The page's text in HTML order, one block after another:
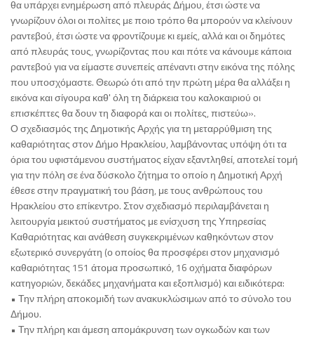
θα υπάρχει ενημέρωση από πλευράς Δήμου, έτσι ώστε να
γνωρίζουν όλοι οι πολίτες με ποιο τρόπο θα μπορούν να κλείνουν
ραντεβού, έτσι ώστε να φροντίζουμε κι εμείς, αλλά και οι δημότες
από πλευράς τους, γνωρίζοντας που και πότε να κάνουμε κάποια
ραντεβού για να είμαστε συνεπείς απέναντι στην εικόνα της πόλης
που υποσχόμαστε. Θεωρώ ότι από την πρώτη μέρα θα αλλάξει η
εικόνα και σίγουρα καθ' όλη τη διάρκεια του καλοκαιριού οι
επισκέπτες θα δουν τη διαφορά και οι πολίτες, πιστεύω».
Ο σχεδιασμός της Δημοτικής Αρχής για τη μεταρρύθμιση της
καθαριότητας στον Δήμο Ηρακλείου, λαμβάνοντας υπόψη ότι τα
όρια του υφιστάμενου συστήματος είχαν εξαντληθεί, αποτελεί τομή
για την πόλη σε ένα δύσκολο ζήτημα το οποίο η Δημοτική Αρχή
έθεσε στην πραγματική του βάση, με τους ανθρώπους του
Ηρακλείου στο επίκεντρο. Στον σχεδιασμό περιλαμβάνεται η
λειτουργία μεικτού συστήματος με ενίσχυση της Υπηρεσίας
Καθαριότητας και ανάθεση συγκεκριμένων καθηκόντων στον
εξωτερικό συνεργάτη (ο οποίος θα προσφέρει στον μηχανισμό
καθαριότητας 151 άτομα προσωπικό, 16 οχήματα διαφόρων
κατηγοριών, δεκάδες μηχανήματα και εξοπλισμό) και ειδικότερα:
• Την πλήρη αποκομιδή των ανακυκλώσιμων από το σύνολο του
Δήμου.
• Την πλήρη και άμεση απομάκρυνση των ογκωδών και των